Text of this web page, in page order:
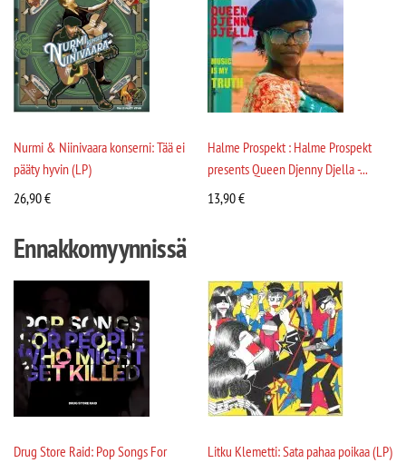
Nurmi & Niinivaara konserni: Tää ei
pääty hyvin (LP)
26,90€
Halme Prospekt : Halme Prospekt
presents Queen Djenny Djella -...
13,90€
Ennakkomyynnissä
Drug Store Raid: Pop Songs For
Litku Klemetti: Sata pahaa poikaa (LP)